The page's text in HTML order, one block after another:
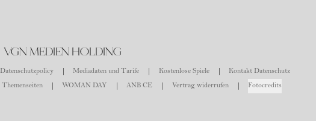
VGN MEDIEN HOLDING
Datenschutzpolicy Mediadaten und Tarife Kostenlose Spiele
Kontakt Datenschutz
Themenseiten WOMAN DAY ANB CE Vertrag widerrufen Fotocredits